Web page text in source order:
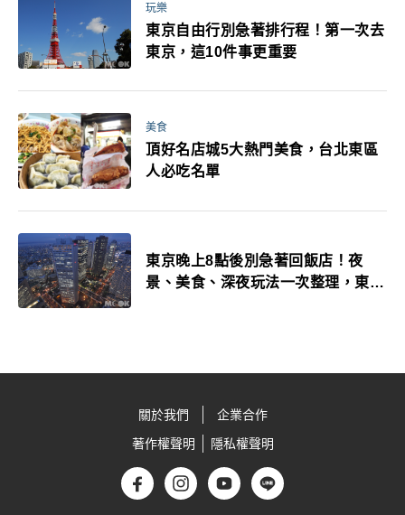
玩樂
東京自由行別急著排行程！第一次去
東京，這10件事更重要
美食
頂好名店城5大熱門美食，台北東區
人必吃名單
東京晚上8點後別急著回飯店！夜
景、美食、深夜玩法一次整理，東京
關於我們
企業合作
著作權聲明
隱私權聲明